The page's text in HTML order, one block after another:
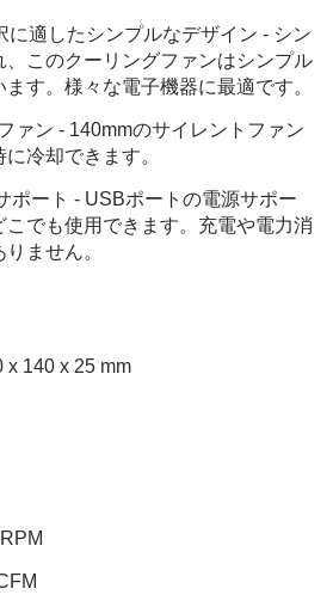
に適したシンプルなデザイン - シン
、このクーリングファンはシンプル
す。様々な電子機器に最適です。
ァン - 140mmのサイレントファン
冷却できます。
ポート - USBポートの電源サポー
こでも使用できます。充電や電力消
ません。
x 140 x 25 mm